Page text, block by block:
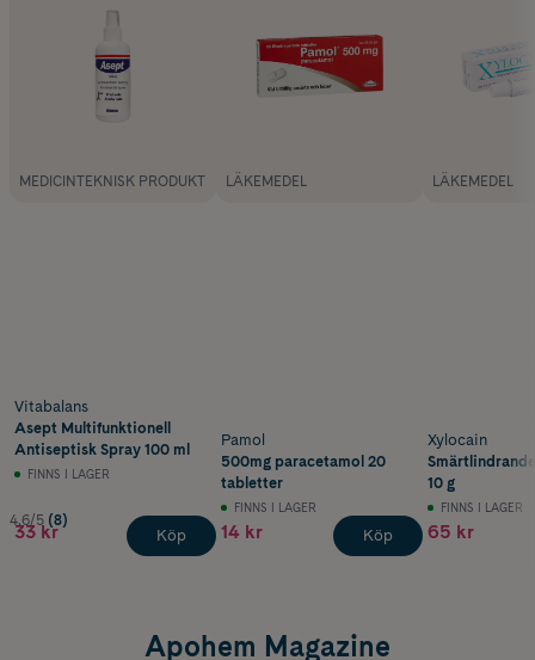
MEDICINTEKNISK PRODUKT
Vitabalans
Asept Multifunktionell
Antiseptisk Spray 100 ml
FINNS I LAGER
4.6/5 (8)
33 kr Köp
LÄKEMEDEL
Pamol
500mg paracetamol 20
tabletter
FINNS I LAGER
14 kr Köp
LÄKEMEDEL
Xylocain
10 g
FINNS I LAGER
65 kr
Apohem Magazine